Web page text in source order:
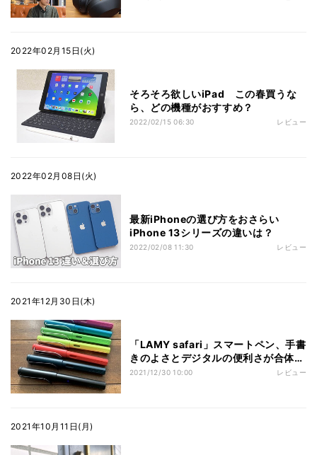
2022年02月15日(火)
そろそろ欲しいiPad この春買うな
ら、どの機種がおすすめ？
2022/02/15 06:30 レビュー
2022年02月08日(火)
最新iPhoneの選び方をおさらい
iPhone 13シリーズの違いは？
2022/02/08 11:30 レビュー
2021年12月30日(木)
「LAMY safari」スマートペン、手書
きのよさとデジタルの便利さが合体し
た最強アイテム!?
2021/12/30 10:00 レビュー
2021年10月11日(月)